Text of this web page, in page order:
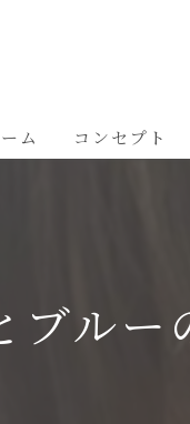
ム コンセプト
ブル